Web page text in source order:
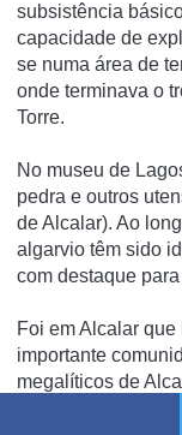
subsistência
capacidade de
se numa área de
onde terminava o
Torre.
No museu de
pedra e outros
de Alcalar). Ao
algarvio têm sido
com destaque
Foi em Alcalar
importante
megalíticos de